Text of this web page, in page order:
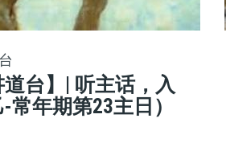
道台】| 听主话，入
常年期第23主日）